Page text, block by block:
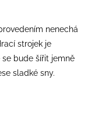
nenechá
strojek je
bude šířit jemně
sladké sny.